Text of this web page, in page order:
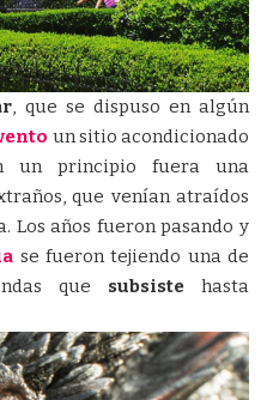
, que se dispuso en algún
un sitio acondicionado
un principio fuera una
que venían atraídos
Los años fueron pasando y
se fueron tejiendo una de
que subsiste hasta